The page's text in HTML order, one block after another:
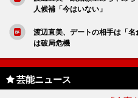
人候補「今はいない」
渡辺直美、デートの相手は「
は破局危機
芸能ニュース